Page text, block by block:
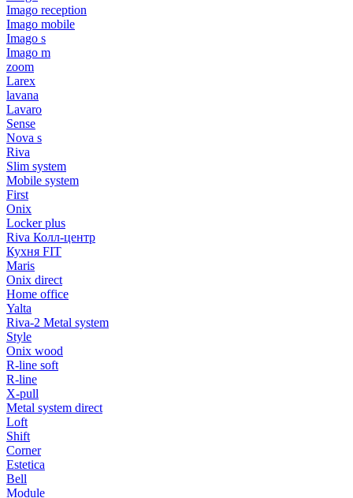
Imago reception
Imago mobile
Imago s
Imago m
zoom
Larex
lavana
Lavaro
Sense
Nova s
Riva
Slim system
Mobile system
First
Onix
Locker plus
Riva Колл-центр
Кухня FIT
Maris
Onix direct
Home office
Yalta
Riva-2 Metal system
Style
Onix wood
R-line soft
R-line
X-pull
Metal system direct
Loft
Shift
Corner
Estetica
Bell
Module